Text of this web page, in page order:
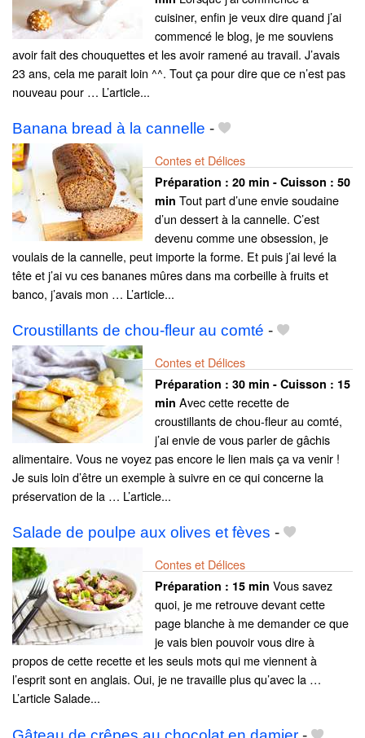
cuisiner, enfin je veux dire quand j’ai
commencé le blog, je me souviens
avoir fait des chouquettes et les avoir ramené au travail. J’avais
23 ans, cela me parait loin ^^. Tout ça pour dire que ce n’est pas
nouveau pour … L’article...
Banana bread à la cannelle -
Contes et Délices
Préparation : 20 min - Cuisson : 50
min Tout part d’une envie soudaine
d’un dessert à la cannelle. C’est
devenu comme une obsession, je
voulais de la cannelle, peut importe la forme. Et puis j’ai levé la
tête et j’ai vu ces bananes mûres dans ma corbeille à fruits et
banco, j’avais mon … L’article...
Croustillants de chou-fleur au comté -
Contes et Délices
Préparation : 30 min - Cuisson : 15
min Avec cette recette de
croustillants de chou-fleur au comté,
j’ai envie de vous parler de gâchis
alimentaire. Vous ne voyez pas encore le lien mais ça va venir !
Je suis loin d’être un exemple à suivre en ce qui concerne la
préservation de la … L’article...
Salade de poulpe aux olives et fèves -
Contes et Délices
Préparation : 15 min Vous savez
quoi, je me retrouve devant cette
page blanche à me demander ce que
je vais bien pouvoir vous dire à
propos de cette recette et les seuls mots qui me viennent à
l’esprit sont en anglais. Oui, je ne travaille plus qu’avec la …
L’article Salade...